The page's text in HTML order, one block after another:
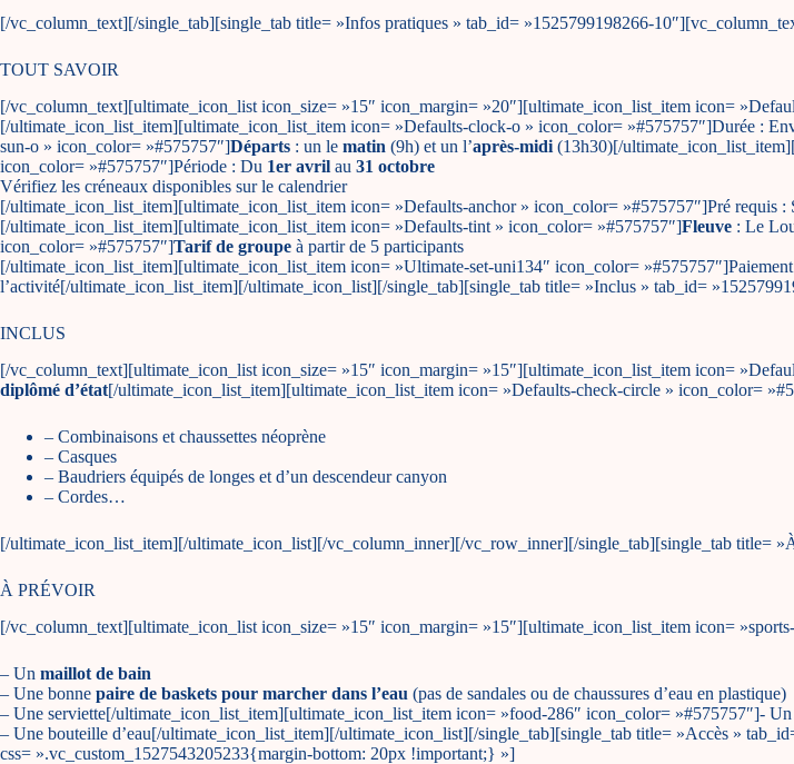
[/vc_column_text][/single_tab][single_tab title= »Infos pratiques » tab_id= »1525799198266-
TOUT SAVOIR
[/vc_column_text][ultimate_icon_list icon_size= »15″ icon_margin= »20″][ultimate_icon_list_item icon=
[/ultimate_icon_list_item][ultimate_icon_list_item icon= »Defaults-clock-o » icon_color= »#575757″]Durée :
sun-o » icon_color= »#575757″]Départs : un le matin (9h) et un l’après-midi (13h30)[/
icon_color= »#575757″]Période : Du 1er avril au 31 octobre
Vérifiez les créneaux disponibles sur le calendrier
[/ultimate_icon_list_item][ultimate_icon_list_item icon= »Defaults-anchor » icon_color= »#575757″]Pré requis :
[/ultimate_icon_list_item][ultimate_icon_list_item icon= »Defaults-tint » icon_color= »#575757″]Fleuve : Le
icon_color= »#575757″]Tarif de groupe à partir de 5 participants
[/ultimate_icon_list_item][ultimate_icon_list_item icon= »Ultimate-set-uni134″ icon_color=
l’activité[/ultimate_icon_list_item][/ultimate_icon_list][/single_tab][single_tab title= »Inclus » tab_id=
INCLUS
[/vc_column_text][ultimate_icon_list icon_size= »15″ icon_margin= »15″][ultimate_icon_list_item icon=
diplômé d’état[/ultimate_icon_list_item][ultimate_icon_list_item icon= »Defaults-check-circle » icon_color=
– Combinaisons et chaussettes néoprène
– Casques
– Baudriers équipés de longes et d’un descendeur canyon
– Cordes…
[/ultimate_icon_list_item][/ultimate_icon_list][/vc_column_inner][/vc_row_inner][/single_tab][single_tab title=
À PRÉVOIR
[/vc_column_text][ultimate_icon_list icon_size= »15″ icon_margin= »15″][ultimate_icon_list_item icon=
– Un maillot de bain
– Une bonne paire de baskets pour marcher dans l’eau (pas de sandales ou de chaussures d’eau en plastique)
– Une serviette[/ultimate_icon_list_item][ultimate_icon_list_item icon= »food-286″ icon_color= »#575757″]- Un
– Une bouteille d’eau[/ultimate_icon_list_item][/ultimate_icon_list][/single_tab][single_tab title= »Accès »
css= ».vc_custom_1527543205233{margin-bottom: 20px !important;} »]